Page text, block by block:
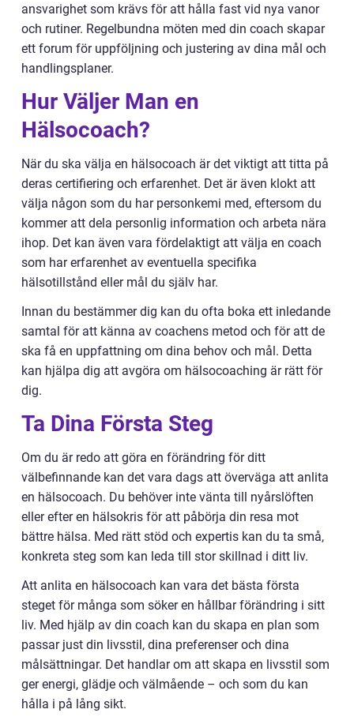
ansvarighet som krävs för att hålla fast vid nya vanor
och rutiner. Regelbundna möten med din coach skapar
ett forum för uppföljning och justering av dina mål och
handlingsplaner.
Hur Väljer Man en
Hälsocoach?
När du ska välja en hälsocoach är det viktigt att titta på
deras certifiering och erfarenhet. Det är även klokt att
välja någon som du har personkemi med, eftersom du
kommer att dela personlig information och arbeta nära
ihop. Det kan även vara fördelaktigt att välja en coach
som har erfarenhet av eventuella specifika
hälsotillstånd eller mål du själv har.
Innan du bestämmer dig kan du ofta boka ett inledande
samtal för att känna av coachens metod och för att de
ska få en uppfattning om dina behov och mål. Detta
kan hjälpa dig att avgöra om hälsocoaching är rätt för
dig.
Ta Dina Första Steg
Om du är redo att göra en förändring för ditt
välbefinnande kan det vara dags att överväga att anlita
en hälsocoach. Du behöver inte vänta till nyårslöften
eller efter en hälsokris för att påbörja din resa mot
bättre hälsa. Med rätt stöd och expertis kan du ta små,
konkreta steg som kan leda till stor skillnad i ditt liv.
Att anlita en hälsocoach kan vara det bästa första
steget för många som söker en hållbar förändring i sitt
liv. Med hjälp av din coach kan du skapa en plan som
passar just din livsstil, dina preferenser och dina
målsättningar. Det handlar om att skapa en livsstil som
ger energi, glädje och välmående – och som du kan
hålla i på lång sikt.